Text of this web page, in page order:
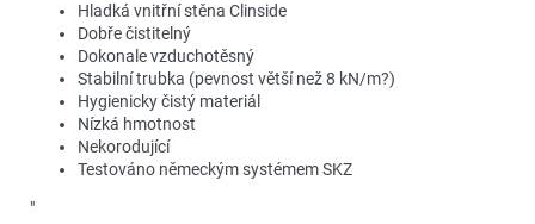
Hladká vnitřní stěna Clinside
Dobře čistitelný
Dokonale vzduchotěsný
Stabilní trubka (pevnost větší než 8 kN/m?)
Hygienicky čistý materiál
Nízká hmotnost
Nekorodující
Testováno německým systémem SKZ
"